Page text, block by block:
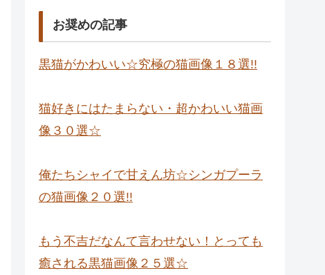
お奨めの記事
黒猫がかわいい☆究極の猫画像１８選!!
猫好きにはたまらない・超かわいい猫画
像３０選☆
俺たちシャイで甘えん坊☆シンガプーラ
の猫画像２０選!!
もう不吉だなんて言わせない！とっても
癒される黒猫画像２５選☆